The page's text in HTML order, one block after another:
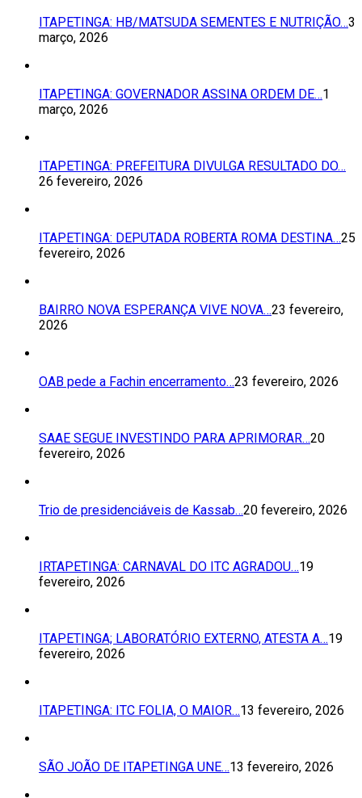
ITAPETINGA: HB/MATSUDA SEMENTES E NUTRIÇÃO…3
março, 2026
ITAPETINGA: GOVERNADOR ASSINA ORDEM DE…1
março, 2026
ITAPETINGA: PREFEITURA DIVULGA RESULTADO DO…
26 fevereiro, 2026
ITAPETINGA: DEPUTADA ROBERTA ROMA DESTINA…25
fevereiro, 2026
BAIRRO NOVA ESPERANÇA VIVE NOVA…23 fevereiro,
2026
OAB pede a Fachin encerramento…23 fevereiro, 2026
SAAE SEGUE INVESTINDO PARA APRIMORAR…20
fevereiro, 2026
Trio de presidenciáveis de Kassab…20 fevereiro, 2026
IRTAPETINGA: CARNAVAL DO ITC AGRADOU…19
fevereiro, 2026
ITAPETINGA; LABORATÓRIO EXTERNO, ATESTA A…19
fevereiro, 2026
ITAPETINGA: ITC FOLIA, O MAIOR…13 fevereiro, 2026
SÃO JOÃO DE ITAPETINGA UNE…13 fevereiro, 2026